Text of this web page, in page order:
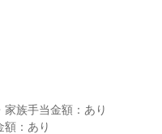
族手当金額：あり
：あり